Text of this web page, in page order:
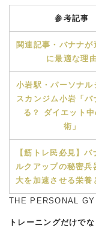
参考記事
関連記事・バナナが
に最適な理
小岩駅・パーソナル
スカンジム小岩「バ
る？ ダイエット中
術」
【筋トレ民必見】
ルクアップの秘密兵
大を加速させる栄養
THE PERSONAL
トレーニングだけでな